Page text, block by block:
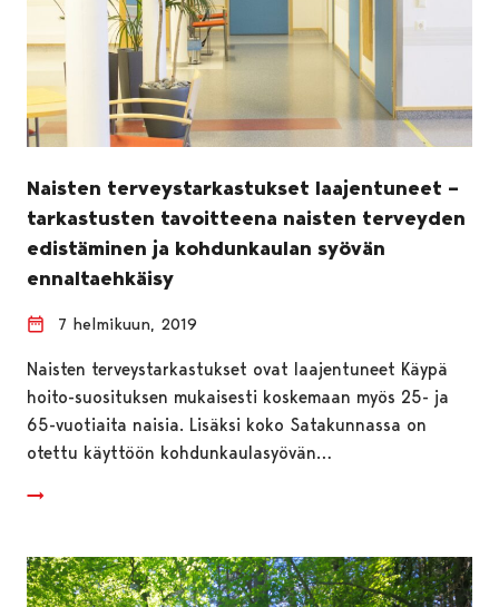
Naisten terveystarkastukset laajentuneet –
tarkastusten tavoitteena naisten terveyden
edistäminen ja kohdunkaulan syövän
ennaltaehkäisy
7 helmikuun, 2019
Naisten terveystarkastukset ovat laajentuneet Käypä
hoito-suosituksen mukaisesti koskemaan myös 25- ja
65-vuotiaita naisia. Lisäksi koko Satakunnassa on
otettu käyttöön kohdunkaulasyövän…